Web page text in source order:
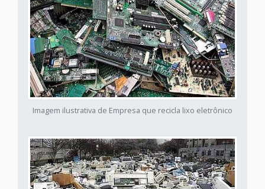
Imagem ilustrativa de Empresa que recicla lixo eletrônico